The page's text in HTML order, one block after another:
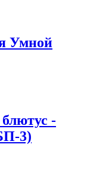
Умной
-
3)